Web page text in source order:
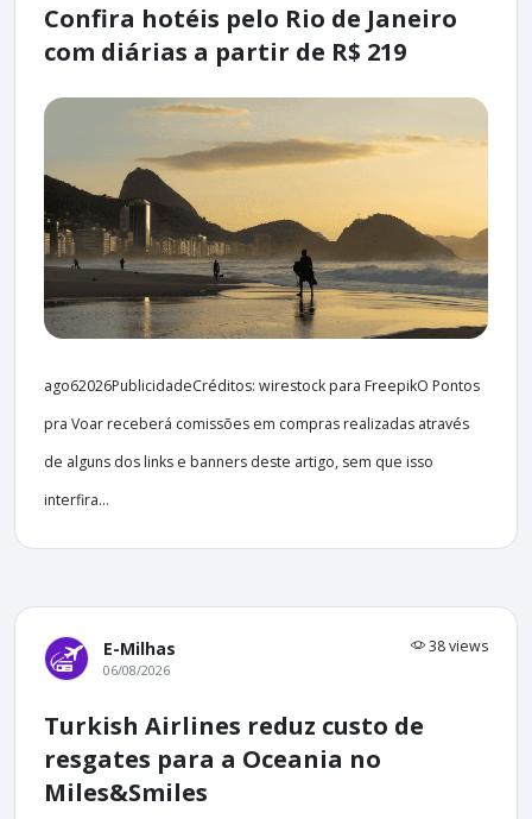
Confira hotéis pelo Rio de Janeiro
com diárias a partir de R$ 219
ago62026PublicidadeCréditos: wirestock para FreepikO Pontos
pra Voar receberá comissões em compras realizadas através
de alguns dos links e banners deste artigo, sem que isso
interfira...
E-Milhas 38 views
06/08/2026
Turkish Airlines reduz custo de
resgates para a Oceania no
Miles&Smiles